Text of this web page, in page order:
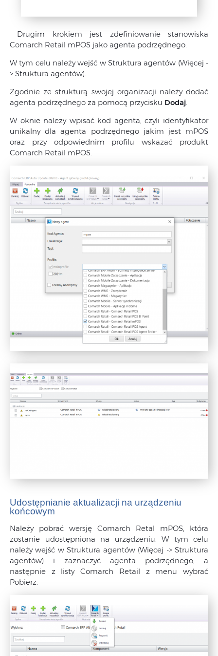
Drugim krokiem jest zdefiniowanie stanowiska
Comarch Retail mPOS jako agenta podrzędnego.
W tym celu należy wejść w Struktura agentów (Więcej -
> Struktura agentów).
Zgodnie ze strukturą swojej organizacji należy dodać
agenta podrzędnego za pomocą przycisku Dodaj.
W oknie należy wpisać kod agenta, czyli identyfikator
unikalny dla agenta podrzędnego jakim jest mPOS
oraz przy odpowiednim profilu wskazać produkt
Comarch Retail mPOS.
Udostępnianie aktualizacji na urządzeniu
końcowym
Należy pobrać wersję Comarch Retal mPOS, która
zostanie udostępniona na urządzeniu. W tym celu
należy wejść w Struktura agentów (Więcej -> Struktura
agentów) i zaznaczyć agenta podrzędnego, a
następnie z listy Comarch Retail z menu wybrać
Pobierz.